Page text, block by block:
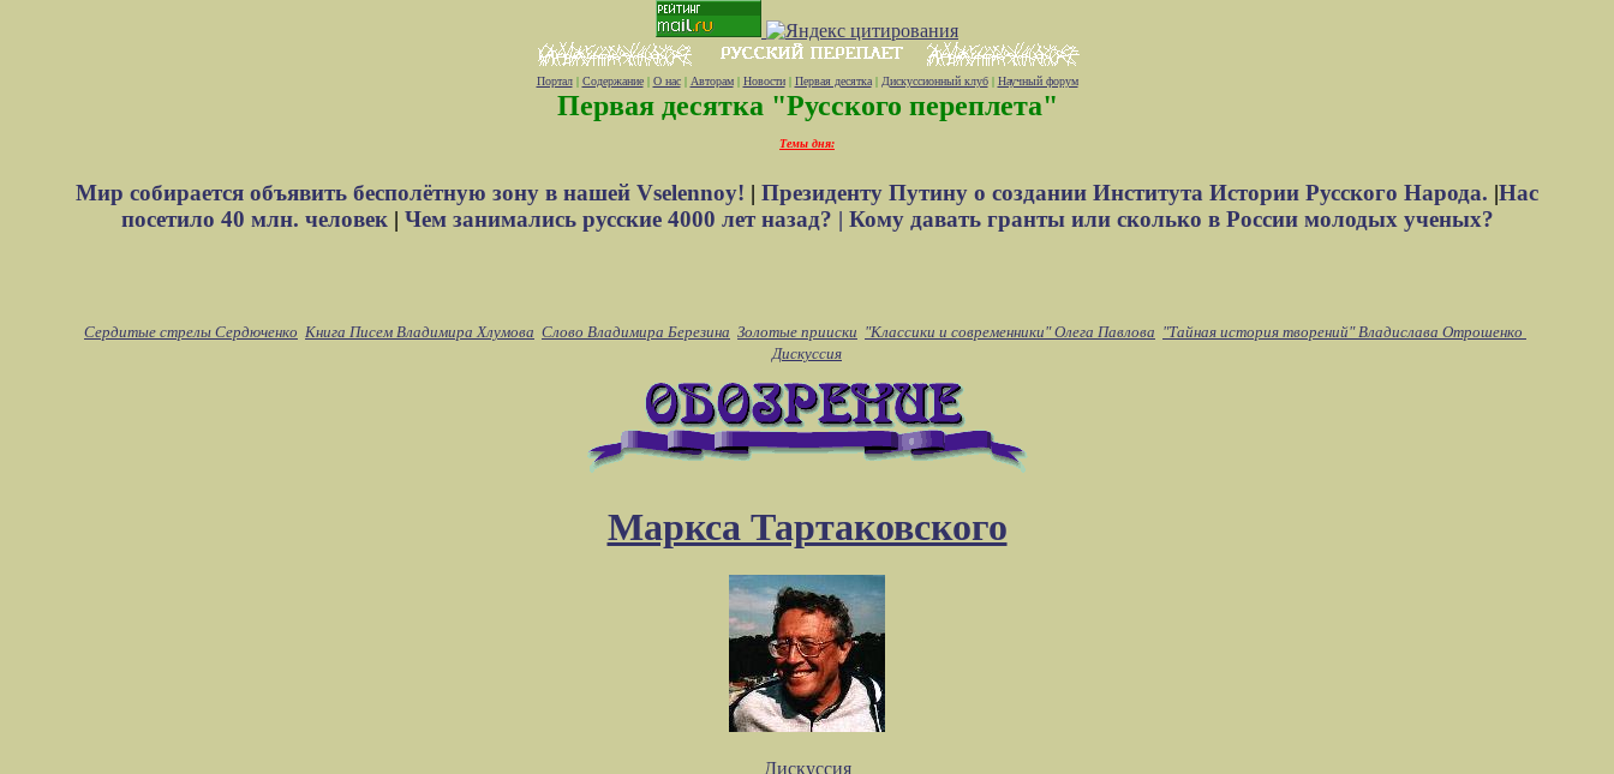
Портал| Содержание| О нас| Авторам| Новости| Первая десятка| Дискуссионный клуб| Научный форум
Первая десятка "Русского переплета"
Темы дня:
Мир собирается объявить бесполётную зону в нашей Vselennoy! | Президенту Путину о создании Института Истории Русского Народа. |Нас
посетило 40 млн. человек| Чем занимались русские 4000 лет назад? | Кому давать гранты или сколько в России молодых ученых?
Сердитые стрелы Сердюченко Книга Писем Владимира Хлумова Слово Владимира Березина Золотые прииски "Классики и современники" Олега Павлова "Тайная история творений" Владислава Отрошенко
Дискуссия
Маркса Тартаковского
Дискуссия